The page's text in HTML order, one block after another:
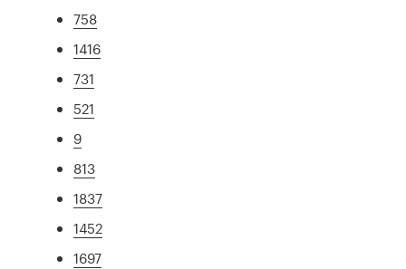
758
1416
731
521
9
813
1837
1452
1697